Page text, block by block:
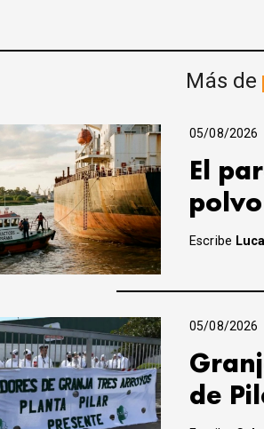
Más de
05/08/2026
El
Escribe
05/08/2026
de